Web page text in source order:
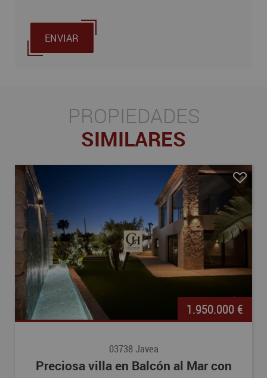
ENVIAR
PROPIEDADES
SIMILARES
1.950.000 €
03738 Javea
Preciosa villa en Balcón al Mar con